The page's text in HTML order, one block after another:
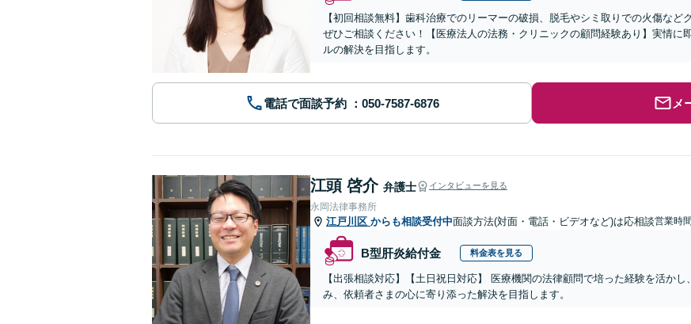
【初回相談無料】歯科治療でのリーマーの破損、脱毛やシミ取りでの火傷な
ぜひご相談ください！【医療法人の法務・クリニックの顧問経験あり】実情に
ルの解決を目指します。
電話で面談予約 メ
江頭 啓介 弁護士 インタビューを見る
永岡法律事務所
江戸川区 からも相談受付中面談方法(対面・電話・ビデオなど)は応相談営業時
B型肝炎給付金 料金表を見る
【出張相談対応】【土日祝日対応】 医療機関の法律顧問で培った経験を活か
み、依頼者さまの心に寄り添った解決を目指します。